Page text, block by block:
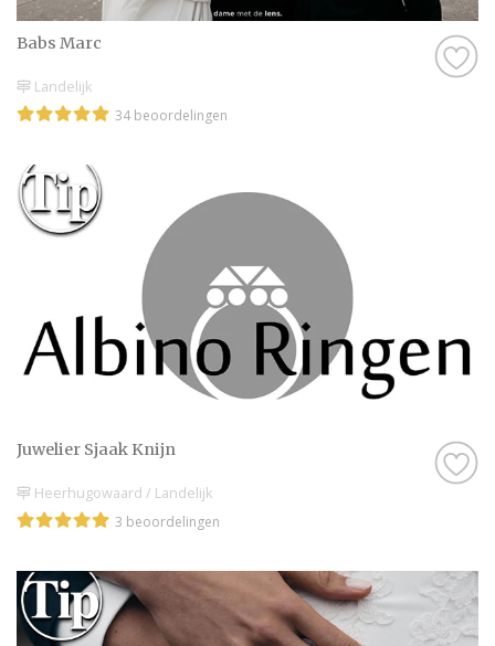
Babs Marc
Landelijk
34 beoordelingen
Juwelier Sjaak Knijn
Heerhugowaard / Landelijk
3 beoordelingen